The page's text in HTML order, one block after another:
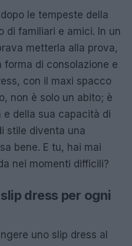
le tempeste della
di familiari e amici. In un
metterla alla prova,
di consolazione e
con il maxi spacco
non è solo un abito; è
e della sua capacità di
stile diventa una
bene. E tu, hai mai
nei momenti difficili?
dress per ogni
uno slip dress al